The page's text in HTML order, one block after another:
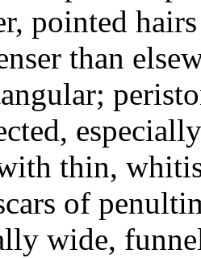
pointed
than
thin,
of
wide,